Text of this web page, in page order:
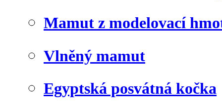
Mamut z modelovací
Vlněný mamut
Egyptská posvátná kočka